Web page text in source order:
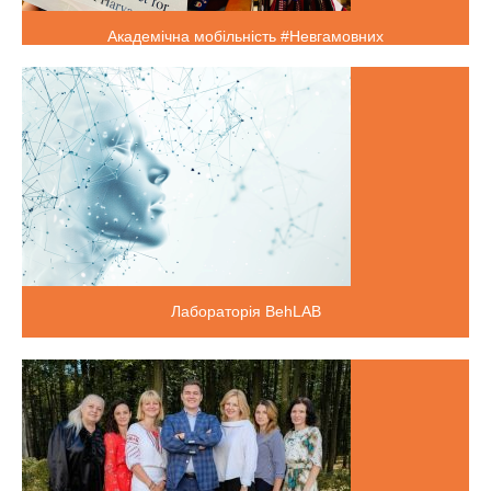
Академічна мобільність #Невгамовних
Лабораторія BehLAB